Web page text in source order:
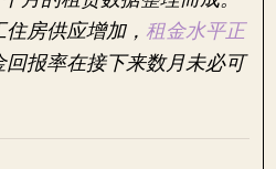
房供应增加， 租金水平正
报率在接下来数月未必可